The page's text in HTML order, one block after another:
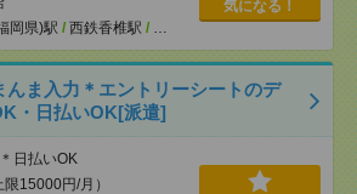
岡県)駅 / 西鉄香椎駅 / …
気になる！
んま入力＊エントリーシートのデ
・日払いOK[派遣]
日払いOK
15000円/月）